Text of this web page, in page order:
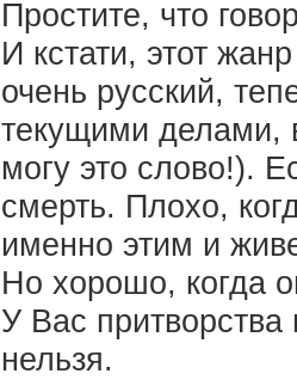
Простите, что
И кстати, этот
очень русский,
текущими делами,
могу это слово!).
смерть. Плохо,
именно этим и
Но хорошо, когда
У Вас притворства
нельзя.